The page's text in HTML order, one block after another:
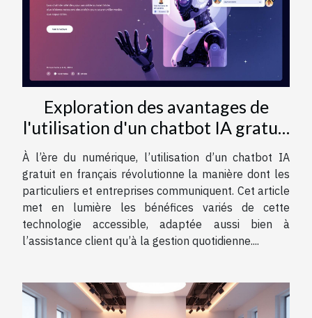
Exploration des avantages de
l'utilisation d'un chatbot IA gratuit
en français
À l’ère du numérique, l’utilisation d’un chatbot IA
gratuit en français révolutionne la manière dont les
particuliers et entreprises communiquent. Cet article
met en lumière les bénéfices variés de cette
technologie accessible, adaptée aussi bien à
l’assistance client qu’à la gestion quotidienne....